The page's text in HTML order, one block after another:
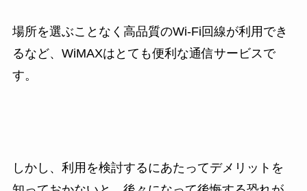
場所を選ぶことなく高品質のWi-Fi回線が利用でき
るなど、WiMAXはとても便利な通信サービスで
す。
しかし、利用を検討するにあたってデメリットを